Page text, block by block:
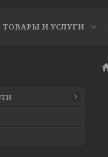
ТОВАРЫ И УСЛУГИ